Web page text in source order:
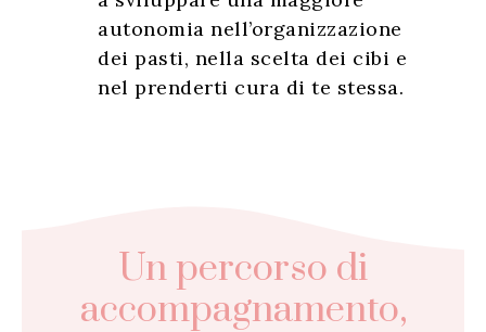
autonomia nell’organizzazione
dei pasti, nella scelta dei cibi e
nel prenderti cura di te stessa.
Un percorso di
accompagnamento,